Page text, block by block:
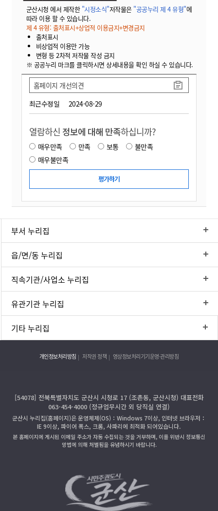
군산시청 에서 제작한 "시정소식"저작물은 "공공누리 제 4 유형"에
따라 이용 할 수 있습니다.
제 4 유형: 출처표시+상업적 이용금지+변경금지
출처표시
비상업적 이용만 가능
변형 등 2차적 저작물 작성 금지
※ 공공누리 마크를 클릭하시면 상세내용을 확인 하실 수 있습니다.
최근수정일 2024-08-29
홈페이지 개선의견
열람하신 정보에 대해 만족하십니까?
매우만족 만족 보통
불만족
매우불만족
부서 누리집
읍/면/동 누리집
직속기관/사업소 누리집
유관기관 누리집
기타 누리집
개인정보처리방침 저작권 정책 영상정보처리기기운영·관리방침
[54078] 전북특별자치도 군산시 시청로 17 (조촌동, 군산시청) 대표전화
063-454-4000 (정규업무시간 외 당직실 연결)
군산시 누리집(홈페이지)은 운영체제(OS)：Windows 7이상, 인터넷 브라우저：
IE 9이상, 파이어 폭스, 크롬, 사파리에 최적화 되어있습니다.
본 홈페이지에 게시된 이메일 주소가 자동 수집되는 것을 거부하며, 이를 위반시 정보통신
망법에 의해 처벌됨을 유념하시기 바랍니다.